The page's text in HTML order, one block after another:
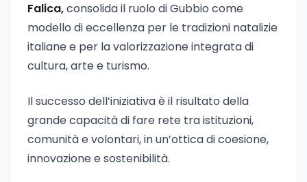
Falica,consolida il ruolo di Gubbio come
modello di eccellenza per le tradizioni natalizie
italiane e per la valorizzazione integrata di
cultura, arte e turismo.
Il successo dell’iniziativa è il risultato della
grande capacità di fare rete tra istituzioni,
comunità e volontari, in un’ottica di coesione,
innovazione e sostenibilità.